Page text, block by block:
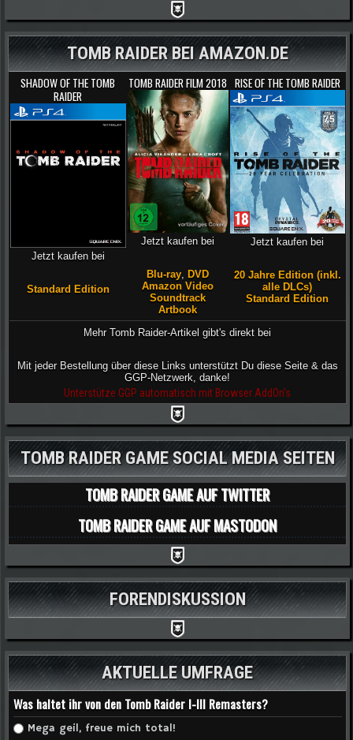
TOMB RAIDER BEI AMAZON.DE
SHADOW OF THE TOMB
RAIDER
Jetzt kaufen bei
Standard Edition
TOMB RAIDER FILM 2018
Jetzt kaufen bei
Blu-ray
DVD
Amazon Video
Soundtrack
Artbook
RISE OF THE TOMB RAIDER
Jetzt kaufen bei
20 Jahre Edition (inkl.
alle DLCs)
Standard Edition
Mehr Tomb Raider-Artikel gibt's direkt bei
Mit jeder Bestellung über diese Links unterstützt Du diese Seite & das
GGP-Netzwerk, danke!
Unterstütze GGP automatisch mit Browser AddOn's
TOMB RAIDER GAME SOCIAL MEDIA SEITEN
TOMB RAIDER GAME AUF TWITTER
TOMB RAIDER GAME AUF MASTODON
FORENDISKUSSION
AKTUELLE UMFRAGE
Was haltet ihr von den Tomb Raider I-III Remasters?
Auswahlmöglichkeiten
Mega geil, freue mich total!